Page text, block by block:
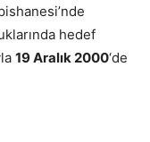
hedef
19 Aralık 2000‘de